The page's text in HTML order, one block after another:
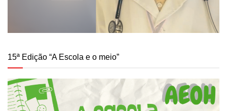
15ª Edição “A Escola e o meio”